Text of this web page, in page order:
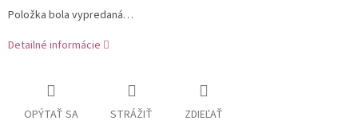
Jednotková
cena:
Položka bola vypredaná…
Detailné informácie
OPÝTAŤ SA STRÁŽIŤ ZDIEĽAŤ